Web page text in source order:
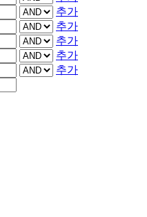
추가
추가
추가
추가
추가